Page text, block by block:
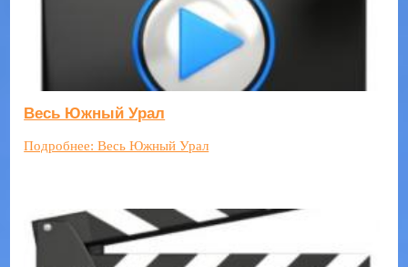
Весь Южный Урал
Подробнее: Весь Южный Урал